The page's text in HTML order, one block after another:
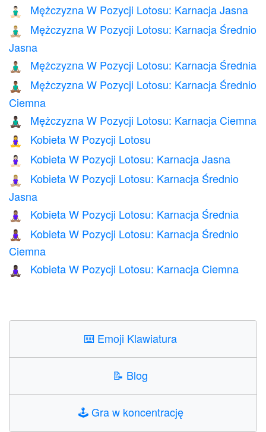
🧘🏻‍♂️ Mężczyzna W Pozycji Lotosu: Karnacja Jasna
🧘🏼‍♂️
Mężczyzna W Pozycji Lotosu: Karnacja Średnio
Jasna
🧘🏽‍♂️ Mężczyzna W Pozycji Lotosu: Karnacja Średnia
🧘🏾‍♂️
Mężczyzna W Pozycji Lotosu: Karnacja Średnio
Ciemna
🧘🏿‍♂️ Mężczyzna W Pozycji Lotosu: Karnacja Ciemna
🧘‍♀️ Kobieta W Pozycji Lotosu
🧘🏻‍♀️ Kobieta W Pozycji Lotosu: Karnacja Jasna
🧘🏼‍♀️
Kobieta W Pozycji Lotosu: Karnacja Średnio
Jasna
🧘🏽‍♀️ Kobieta W Pozycji Lotosu: Karnacja Średnia
🧘🏾‍♀️
Kobieta W Pozycji Lotosu: Karnacja Średnio
Ciemna
🧘🏿‍♀️ Kobieta W Pozycji Lotosu: Karnacja Ciemna
⌨️ Emoji Klawiatura
📝 Blog
🕹️Gra w koncentrację